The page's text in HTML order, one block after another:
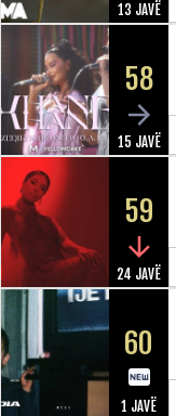
13 JAVË
58
15 JAVË
59
24 JAVË
60
1 JAVË